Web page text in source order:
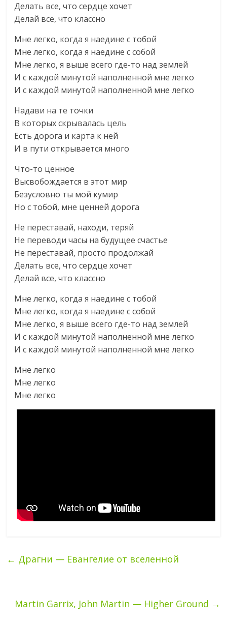
Делать все, что сердце хочет
Делай все, что классно
Мне легко, когда я наедине с тобой
Мне легко, когда я наедине с собой
Мне легко, я выше всего где-то над землей
И с каждой минутой наполненной мне легко
И с каждой минутой наполненной мне легко
Надави на те точки
В которых скрывалась цель
Есть дорога и карта к ней
И в пути открывается много
Что-то ценное
Высвобождается в этот мир
Безусловно ты мой кумир
Но с тобой, мне ценней дорога
Не переставай, находи, теряй
Не переводи часы на будущее счастье
Не переставай, просто продолжай
Делать все, что сердце хочет
Делай все, что классно
Мне легко, когда я наедине с тобой
Мне легко, когда я наедине с собой
Мне легко, я выше всего где-то над землей
И с каждой минутой наполненной мне легко
И с каждой минутой наполненной мне легко
Мне легко
Мне легко
Мне легко
← Драгни — Евангелие от вселенной
Martin Garrix, John Martin — Higher Ground →